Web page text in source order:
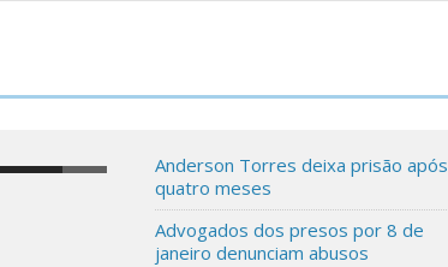
Anderson Torres deixa prisão após
quatro meses
Advogados dos presos por 8 de
janeiro denunciam abusos